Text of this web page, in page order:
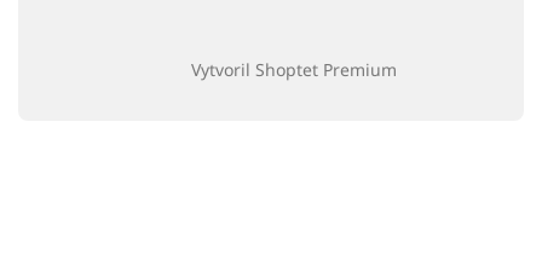
Vytvoril Shoptet Premium